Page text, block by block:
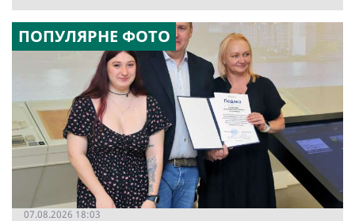
ПОПУЛЯРНЕ ФОТО
07.08.2026 18:03